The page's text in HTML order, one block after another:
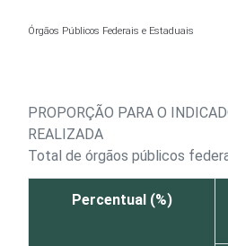
Órgãos Públicos Federais e Estaduais
PROPORÇÃO PARA O
REALIZADA
Total de órgãos públicos
Percentual (%)